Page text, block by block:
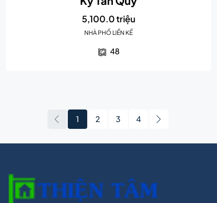
5,100.0 triệu
NHÀ PHỐ LIỀN KỀ
48
1 2 3 4